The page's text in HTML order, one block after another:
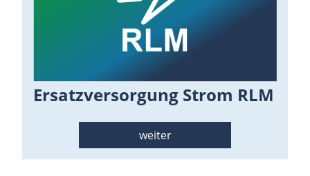
Ersatzversorgung Strom RLM
weiter